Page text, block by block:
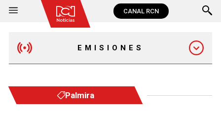
CANAL RCN
EMISIONES
Palmira